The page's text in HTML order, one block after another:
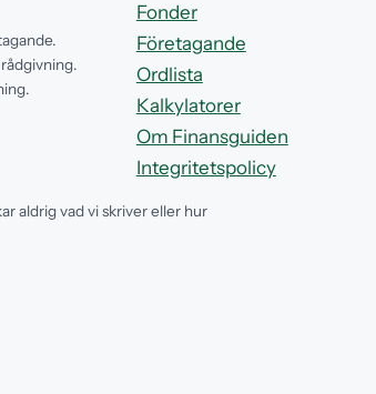
Fonder
Företagande
Ordlista
Kalkylatorer
Om Finansguiden
Integritetspolicy
aldrig vad vi skriver eller hur